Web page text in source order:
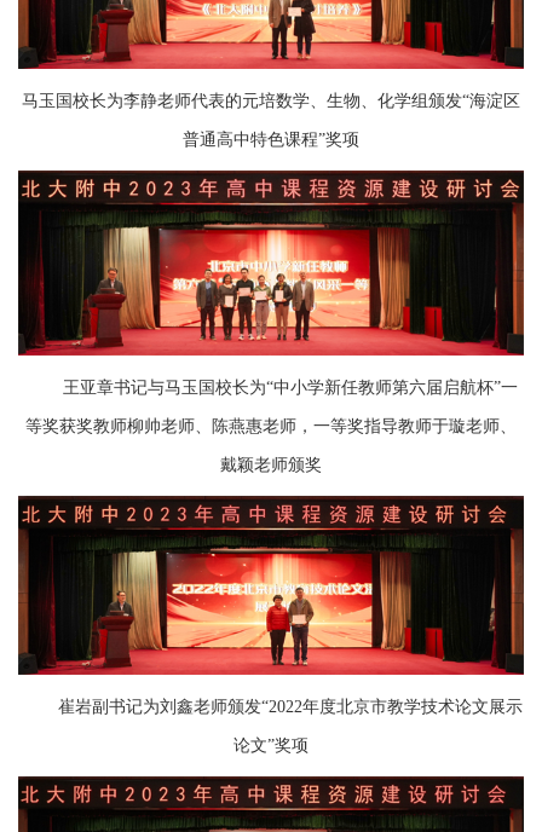
马玉国校长为李静老师代表的元培数学、生物、化学组颁发“海淀区
普通高中特色课程”奖项
王亚章书记与马玉国校长为“中小学新任教师第六届启航杯”一
等奖获奖教师柳帅老师、陈燕惠老师， 一等奖指导教师于璇老师、
戴颖老师颁奖
崔岩副书记为刘鑫老师颁发“2022年度北京市教学技术论文展示
论文”奖项